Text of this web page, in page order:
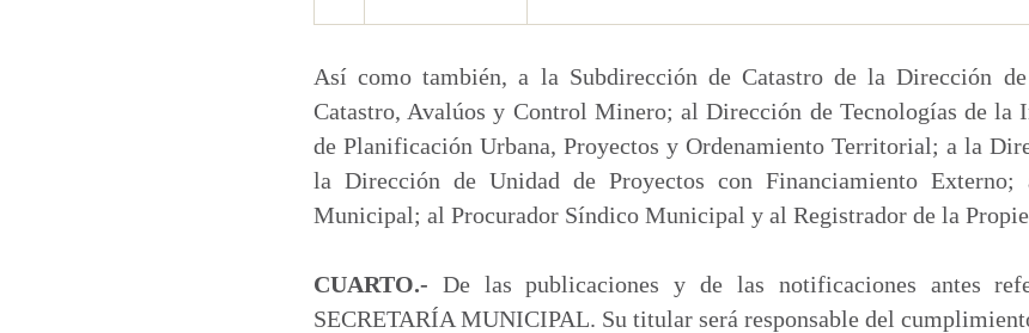
Así como también, a la Subdirección de Catastro de la Dirección
Catastro, Avalúos y Control Minero; al Dirección de Tecnologías de la
de Planificación Urbana, Proyectos y Ordenamiento Territorial; a la
la Dirección de Unidad de Proyectos con Financiamiento
Municipal; al Procurador Síndico Municipal y al Registrador de la
CUARTO.- De las publicaciones y de las notificaciones antes
SECRETARÍA MUNICIPAL. Su titular será responsable del